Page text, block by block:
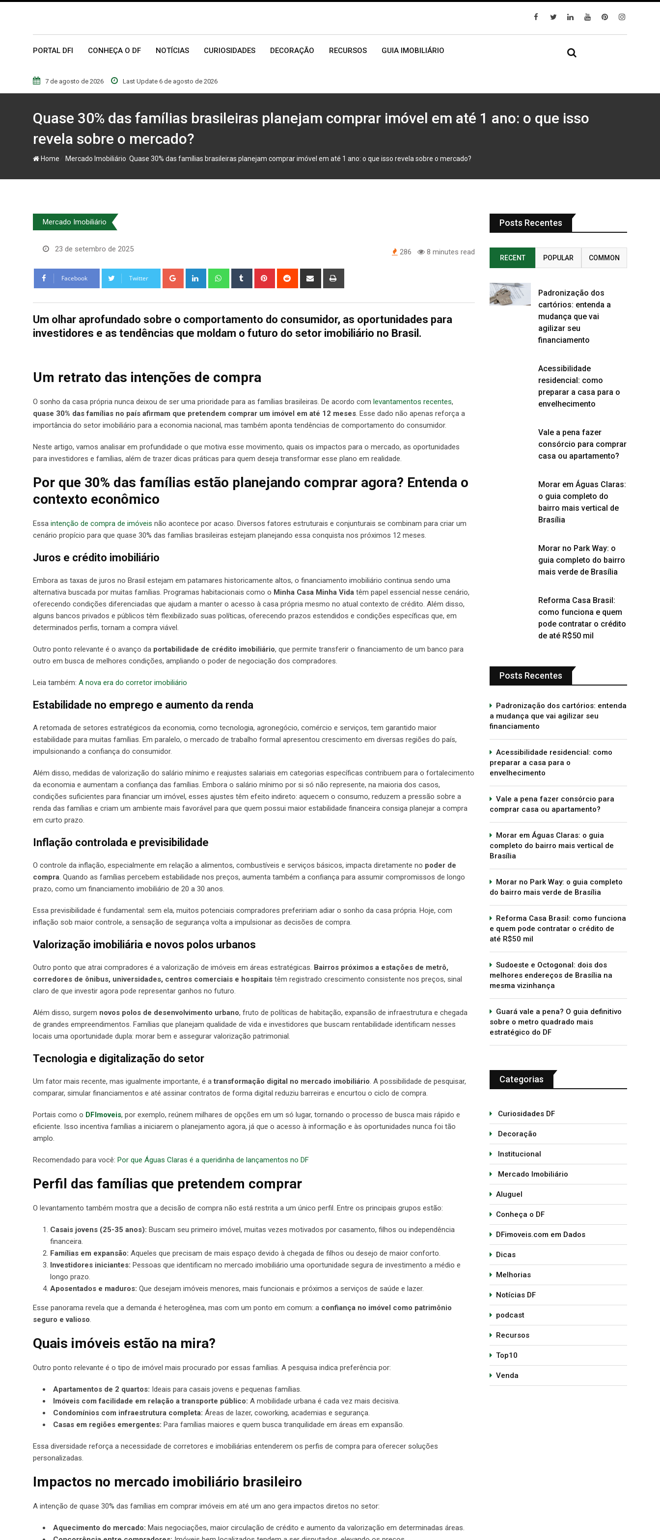
PORTAL DFI CONHEÇA O DF NOTÍCIAS CURIOSIDADES DECORAÇÃO RECURSOS GUIA IMOBILIÁRIO
7 de agosto de 2026 Last Update 6 de agosto de 2026
Quase 30% das famílias brasileiras planejam comprar imóvel em até 1 ano: o que isso
revela sobre o mercado?
Home Mercado Imobiliário Quase 30% das famílias brasileiras planejam comprar imóvel em até 1 ano: o que isso revela sobre o mercado?
Mercado Imobiliário
23 de setembro de 2025 286 8 minutes read
Facebook Twitter Google+ LinkedIn WhatsappTumblr Pinterest Reddit
Share
Um olhar aprofundado sobre o comportamento do consumidor, as oportunidades para
investidores e as tendências que moldam o futuro do setor imobiliário no Brasil.
Um retrato das intenções de compra
O sonho da casa própria nunca deixou de ser uma prioridade para as famílias brasileiras. De acordo com levantamentos recentes,
quase 30% das famílias no país afirmam que pretendem comprar um imóvel em até 12 meses. Esse dado não apenas reforça a
importância do setor imobiliário para a economia nacional, mas também aponta tendências de comportamento do consumidor.
Neste artigo, vamos analisar em profundidade o que motiva esse movimento, quais os impactos para o mercado, as oportunidades
para investidores e famílias, além de trazer dicas práticas para quem deseja transformar esse plano em realidade.
Por que 30% das famílias estão planejando comprar agora? Entenda o
contexto econômico
Essa intenção de compra de imóveis não acontece por acaso. Diversos fatores estruturais e conjunturais se combinam para criar um
cenário propício para que quase 30% das famílias brasileiras estejam planejando essa conquista nos próximos 12 meses.
Juros e crédito imobiliário
Embora as taxas de juros no Brasil estejam em patamares historicamente altos, o financiamento imobiliário continua sendo uma
alternativa buscada por muitas famílias. Programas habitacionais como o Minha Casa Minha Vida têm papel essencial nesse cenário,
oferecendo condições diferenciadas que ajudam a manter o acesso à casa própria mesmo no atual contexto de crédito. Além disso,
alguns bancos privados e públicos têm flexibilizado suas políticas, oferecendo prazos estendidos e condições específicas que, em
determinados perfis, tornam a compra viável.
Outro ponto relevante é o avanço da portabilidade de crédito imobiliário, que permite transferir o financiamento de um banco para
outro em busca de melhores condições, ampliando o poder de negociação dos compradores.
Leia também: A nova era do corretor imobiliário
Estabilidade no emprego e aumento da renda
A retomada de setores estratégicos da economia, como tecnologia, agronegócio, comércio e serviços, tem garantido maior
estabilidade para muitas famílias. Em paralelo, o mercado de trabalho formal apresentou crescimento em diversas regiões do país,
impulsionando a confiança do consumidor.
Além disso, medidas de valorização do salário mínimo e reajustes salariais em categorias específicas contribuem para o fortalecimento
da economia e aumentam a confiança das famílias. Embora o salário mínimo por si só não represente, na maioria dos casos,
condições suficientes para financiar um imóvel, esses ajustes têm efeito indireto: aquecem o consumo, reduzem a pressão sobre a
renda das famílias e criam um ambiente mais favorável para que quem possui maior estabilidade financeira consiga planejar a compra
em curto prazo.
Inflação controlada e previsibilidade
O controle da inflação, especialmente em relação a alimentos, combustíveis e serviços básicos, impacta diretamente no poder de
compra. Quando as famílias percebem estabilidade nos preços, aumenta também a confiança para assumir compromissos de longo
prazo, como um financiamento imobiliário de 20 a 30 anos.
Essa previsibilidade é fundamental: sem ela, muitos potenciais compradores prefeririam adiar o sonho da casa própria. Hoje, com
inflação sob maior controle, a sensação de segurança volta a impulsionar as decisões de compra.
Valorização imobiliária e novos polos urbanos
Outro ponto que atrai compradores é a valorização de imóveis em áreas estratégicas. Bairros próximos a estações de metrô,
corredores de ônibus, universidades, centros comerciais e hospitais têm registrado crescimento consistente nos preços, sinal
claro de que investir agora pode representar ganhos no futuro.
Além disso, surgem novos polos de desenvolvimento urbano, fruto de políticas de habitação, expansão de infraestrutura e chegada
de grandes empreendimentos. Famílias que planejam qualidade de vida e investidores que buscam rentabilidade identificam nesses
locais uma oportunidade dupla: morar bem e assegurar valorização patrimonial.
Tecnologia e digitalização do setor
Um fator mais recente, mas igualmente importante, é atransformação digital no mercado imobiliário. A possibilidade de pesquisar,
comparar, simular financiamentos e até assinar contratos de forma digital reduziu barreiras e encurtou o ciclo de compra.
Portais como o DFImoveis, por exemplo, reúnem milhares de opções em um só lugar, tornando o processo de busca mais rápido e
eficiente. Isso incentiva famílias a iniciarem o planejamento agora, já que o acesso à informação e às oportunidades nunca foi tão
amplo.
Recomendado para você: Por que Águas Claras é a queridinha de lançamentos no DF
Perfil das famílias que pretendem comprar
O levantamento também mostra que a decisão de compra não está restrita a um único perfil. Entre os principais grupos estão:
Casais jovens (25-35 anos): Buscam seu primeiro imóvel, muitas vezes motivados por casamento, filhos ou independência
financeira.
Famílias em expansão: Aqueles que precisam de mais espaço devido à chegada de filhos ou desejo de maior conforto.
Investidores iniciantes: Pessoas que identificam no mercado imobiliário uma oportunidade segura de investimento a médio e
longo prazo.
Aposentados e maduros: Que desejam imóveis menores, mais funcionais e próximos a serviços de saúde e lazer.
Esse panorama revela que a demanda é heterogênea, mas com um ponto em comum: a confiança no imóvel como patrimônio
seguro e valioso.
Quais imóveis estão na mira?
Outro ponto relevante é o tipo de imóvel mais procurado por essas famílias. A pesquisa indica preferência por:
Apartamentos de 2 quartos: Ideais para casais jovens e pequenas famílias.
Imóveis com facilidade em relação a transporte público: A mobilidade urbana é cada vez mais decisiva.
Condomínios com infraestrutura completa: Áreas de lazer, coworking, academias e segurança.
Casas em regiões emergentes: Para famílias maiores e quem busca tranquilidade em áreas em expansão.
Essa diversidade reforça a necessidade de corretores e imobiliárias entenderem os perfis de compra para oferecer soluções
personalizadas.
Impactos no mercado imobiliário brasileiro
A intenção de quase 30% das famílias em comprar imóveis em até um ano gera impactos diretos no setor:
Aquecimento do mercado: Mais negociações, maior circulação de crédito e aumento da valorização em determinadas áreas.
Posts Recentes
RECENT POPULAR COMMON
Padronização dos
cartórios: entenda a
mudança que vai
agilizar seu
financiamento
Acessibilidade
residencial: como
preparar a casa para o
envelhecimento
Vale a pena fazer
consórcio para comprar
casa ou apartamento?
Morar em Águas Claras:
o guia completo do
bairro mais vertical de
Brasília
Morar no Park Way: o
guia completo do bairro
mais verde de Brasília
Reforma Casa Brasil:
como funciona e quem
pode contratar o crédito
de até R$50 mil
Posts Recentes
Padronização dos cartórios: entenda
a mudança que vai agilizar seu
financiamento
Acessibilidade residencial: como
preparar a casa para o
envelhecimento
Vale a pena fazer consórcio para
comprar casa ou apartamento?
Morar em Águas Claras: o guia
completo do bairro mais vertical de
Brasília
Morar no Park Way: o guia completo
do bairro mais verde de Brasília
Reforma Casa Brasil: como funciona
e quem pode contratar o crédito de
até R$50 mil
Sudoeste e Octogonal: dois dos
melhores endereços de Brasília na
mesma vizinhança
Guará vale a pena? O guia definitivo
sobre o metro quadrado mais
estratégico do DF
Categorias
Curiosidades DF
Decoração
Institucional
Mercado Imobiliário
Aluguel
Conheça o DF
DFimoveis.com em Dados
Dicas
Melhorias
Notícias DF
podcast
Recursos
Top10
Venda